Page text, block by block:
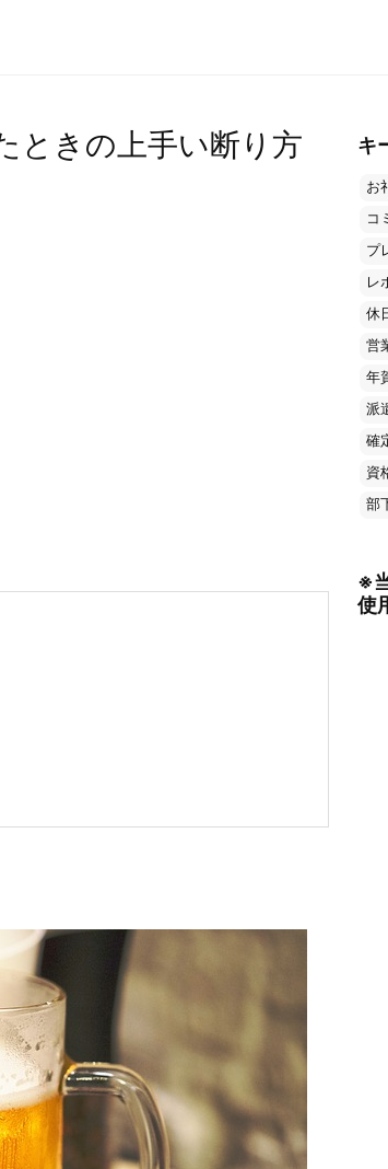
ときの上手い断り方 キ
お
コ
プ
レ
休
営
年
派
確
資
部
※
使